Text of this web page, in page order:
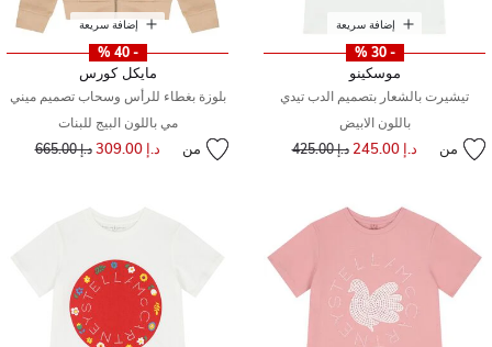
إضافة سريعة
- 30 %
موسكينو
تيشيرت بالشعار بتصميم الدب تيدي
باللون الابيض
من د.إ 245.00 سعر مخفض مند.إ 425.00
إضافة سريعة
- 40 %
مايكل كورس
بلوزة بغطاء للرأس وسحاب تصميم ميني
مي باللون البيج للبنات
من د.إ 309.00 سعر مخفض من
د.إ 665.00 إلى